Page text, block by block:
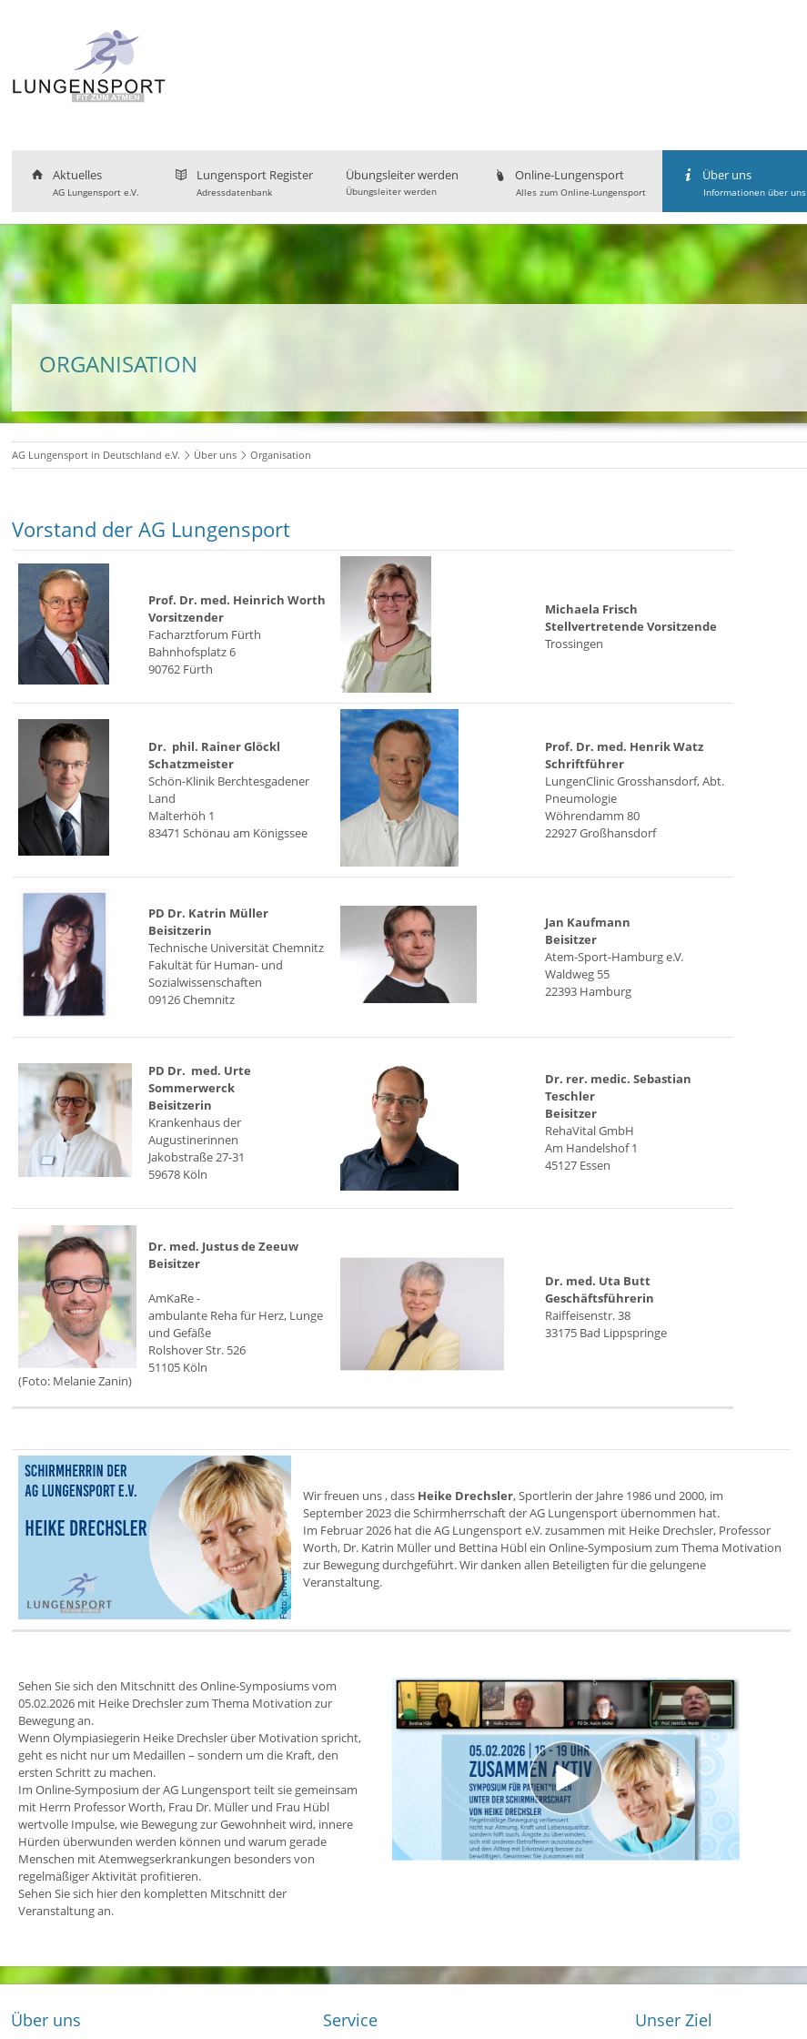
Aktuelles
AG Lungensport e.V.
Lungensport Register
Adressdatenbank
Übungsleiter werden
Übungsleiter werden
Online-Lungensport
Alles zum Online-Lungensport
Über uns
Informationen über uns
ORGANISATION
AG Lungensport in Deutschland e.V. Über uns Organisation
Vorstand der AG Lungensport
Prof. Dr. med. Heinrich Worth
Vorsitzender
Facharztforum Fürth
Bahnhofsplatz 6
90762 Fürth
Michaela Frisch
Stellvertretende Vorsitzende
Trossingen
Dr. phil. Rainer Glöckl
Schatzmeister
Schön-Klinik Berchtesgadener
Land
Malterhöh 1
83471 Schönau am Königssee
Prof. Dr. med. Henrik Watz
Schriftführer
LungenClinic Grosshansdorf, Abt.
Pneumologie
Wöhrendamm 80
22927 Großhansdorf
PD Dr. Katrin Müller
Beisitzerin
Technische Universität Chemnitz
Fakultät für Human- und
Sozialwissenschaften
09126 Chemnitz
Jan Kaufmann
Beisitzer
Atem-Sport-Hamburg e.V.
Waldweg 55
22393 Hamburg
PD Dr. med. Urte
Sommerwerck
Beisitzerin
Krankenhaus der
Augustinerinnen
Jakobstraße 27-31
59678 Köln
Dr. rer. medic. Sebastian
Teschler
Beisitzer
RehaVital GmbH
Am Handelshof 1
45127 Essen
(Foto: Melanie Zanin)
Dr. med. Justus de Zeeuw
Beisitzer
AmKaRe -
ambulante Reha für Herz, Lunge
und Gefäße
Rolshover Str. 526
51105 Köln
Dr. med. Uta Butt
Geschäftsführerin
Raiffeisenstr. 38
33175 Bad Lippspringe
Wir freuen uns , dass Heike Drechsler, Sportlerin der Jahre 1986 und 2000, im
September 2023 die Schirmherrschaft der AG Lungensport übernommen hat.
Im Februar 2026 hat die AG Lungensport e.V. zusammen mit Heike Drechsler, Professor
Worth, Dr. Katrin Müller und Bettina Hübl ein Online-Symposium zum Thema Motivation
zur Bewegung durchgeführt. Wir danken allen Beteiligten für die gelungene
Veranstaltung.
Sehen Sie sich den Mitschnitt des Online-Symposiums vom
05.02.2026 mit Heike Drechsler zum Thema Motivation zur
Bewegung an.
Wenn Olympiasiegerin Heike Drechsler über Motivation spricht,
geht es nicht nur um Medaillen – sondern um die Kraft, den
ersten Schritt zu machen.
Im Online-Symposium der AG Lungensport teilt sie gemeinsam
mit Herrn Professor Worth, Frau Dr. Müller und Frau Hübl
wertvolle Impulse, wie Bewegung zur Gewohnheit wird, innere
Hürden überwunden werden können und warum gerade
Menschen mit Atemwegserkrankungen besonders von
regelmäßiger Aktivität profitieren.
Sehen Sie sich hier den kompletten Mitschnitt der
Veranstaltung an.
Über uns Service Unser Ziel